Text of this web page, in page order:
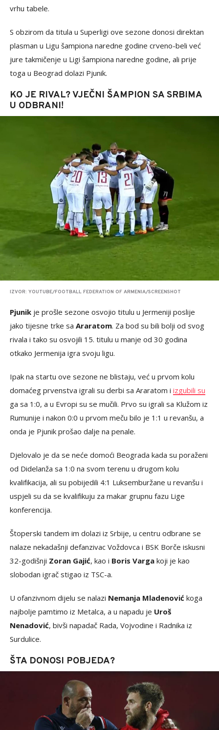
vrhu tabele.
S obzirom da titula u Superligi ove sezone donosi direktan
plasman u Ligu šampiona naredne godine crveno-beli već
jure takmičenje u Ligi šampiona naredne godine, ali prije
toga u Beograd dolazi Pjunik.
KO JE RIVAL? VJEČNI ŠAMPION SA SRBIMA
U ODBRANI!
IZVOR: YOUTUBE/FOOTBALL FEDERATION OF ARMENIA/SCREENSHOT
Pjunik je prošle sezone osvojio titulu u Jermeniji poslije
jako tijesne trke sa Araratom. Za bod su bili bolji od svog
rivala i tako su osvojili 15. titulu u manje od 30 godina
otkako Jermenija igra svoju ligu.
Ipak na startu ove sezone ne blistaju, već u prvom kolu
domaćeg prvenstva igrali su derbi sa Araratom i izgubili su
ga sa 1:0, a u Evropi su se mučili. Prvo su igrali sa Klužom iz
Rumunije i nakon 0:0 u prvom meču bilo je 1:1 u revanšu, a
onda je Pjunik prošao dalje na penale.
Djelovalo je da se neće domoći Beograda kada su poraženi
od Didelanža sa 1:0 na svom terenu u drugom kolu
kvalifikacija, ali su pobijedili 4:1 Luksemburžane u revanšu i
uspjeli su da se kvalifikuju za makar grupnu fazu Lige
konferencija.
Štoperski tandem im dolazi iz Srbije, u centru odbrane se
nalaze nekadašnji defanzivac Voždovca i BSK Borče iskusni
32-godišnji Zoran Gajić, kao i Boris Varga koji je kao
slobodan igrač stigao iz TSC-a.
U ofanzivnom dijelu se nalazi Nemanja Mladenović koga
najbolje pamtimo iz Metalca, a u napadu je Uroš
Nenadović, bivši napadač Rada, Vojvodine i Radnika iz
Surdulice.
ŠTA DONOSI POBJEDA?